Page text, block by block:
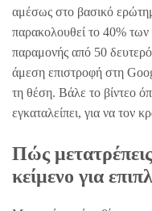
αμέσως στο βασικό
παρακολουθεί το 40% των
παραμονής από 50
άμεση επιστροφή στη
τη θέση. Βάλε το βίντεο
εγκαταλείπει, για να τον
Πώς
κείμενο για